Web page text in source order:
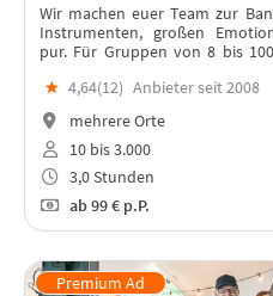
Wir machen euer Team zur
Instrumenten, großen
pur. Für Gruppen von 8 bis
★ 4,64(12) Anbieter seit 2008
mehrere Orte
10 bis 3.000
3,0 Stunden
ab99 € p.P.